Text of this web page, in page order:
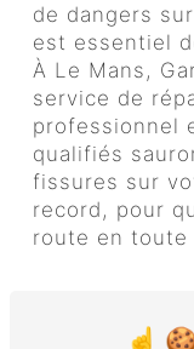
de dangers
est essentiel
À Le Mans,
service de
professionnel
qualifiés
fissures sur
record, pour
route en toute